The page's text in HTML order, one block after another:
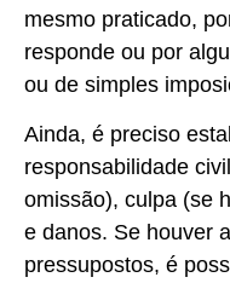
mesmo praticado,
responde ou por
ou de simples
Ainda, é preciso
responsabilidade
omissão), culpa (se
e danos. Se houver
pressupostos, é